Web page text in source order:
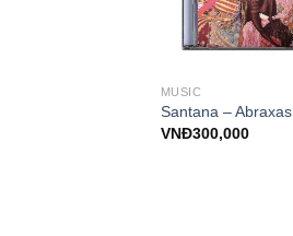
MUSIC
Santana – Abraxas
VNĐ300,000